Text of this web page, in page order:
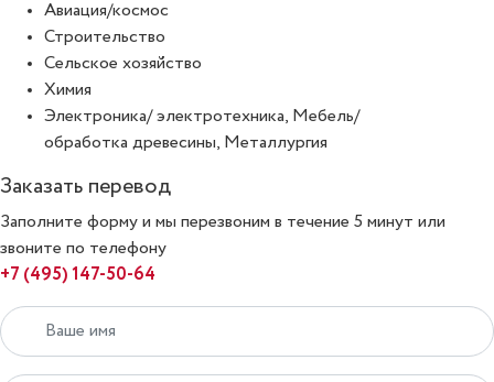
Авиация/космос
Строительство
Сельское хозяйство
Химия
Электроника/ электротехника, Мебель/
обработка древесины, Металлургия
Заказать перевод
Заполните форму и мы перезвоним в течение 5 минут или
звоните по телефону
+7 (495) 147-50-64